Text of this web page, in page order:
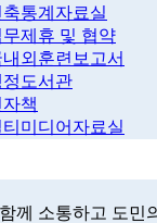
축통계자료실
무제휴 및 협약
내외훈련보고서
정도서관
자책
티미디어자료실
께 소통하고 도민